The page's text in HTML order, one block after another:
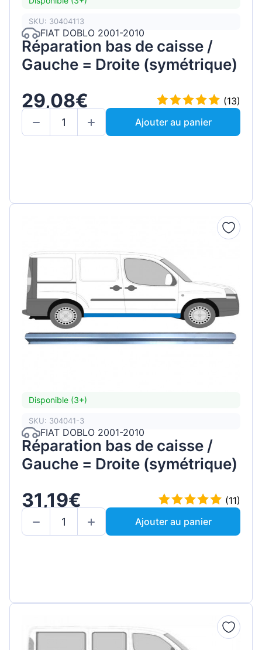
SKU: 30404113
FIAT DOBLO 2001-2010
Réparation bas de caisse /
Gauche = Droite (symétrique)
29,08€
(13)
Ajouter au panier
Disponible (3+)
SKU: 304041-3
FIAT DOBLO 2001-2010
Réparation bas de caisse /
Gauche = Droite (symétrique)
31,19€
(11)
Ajouter au panier